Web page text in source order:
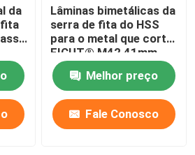
da
fita
Lâminas bimetálicas da
serra de fita do HSS
para o metal que corta
FICUT® M42 41mm
Melhor preço
Fale Conosco